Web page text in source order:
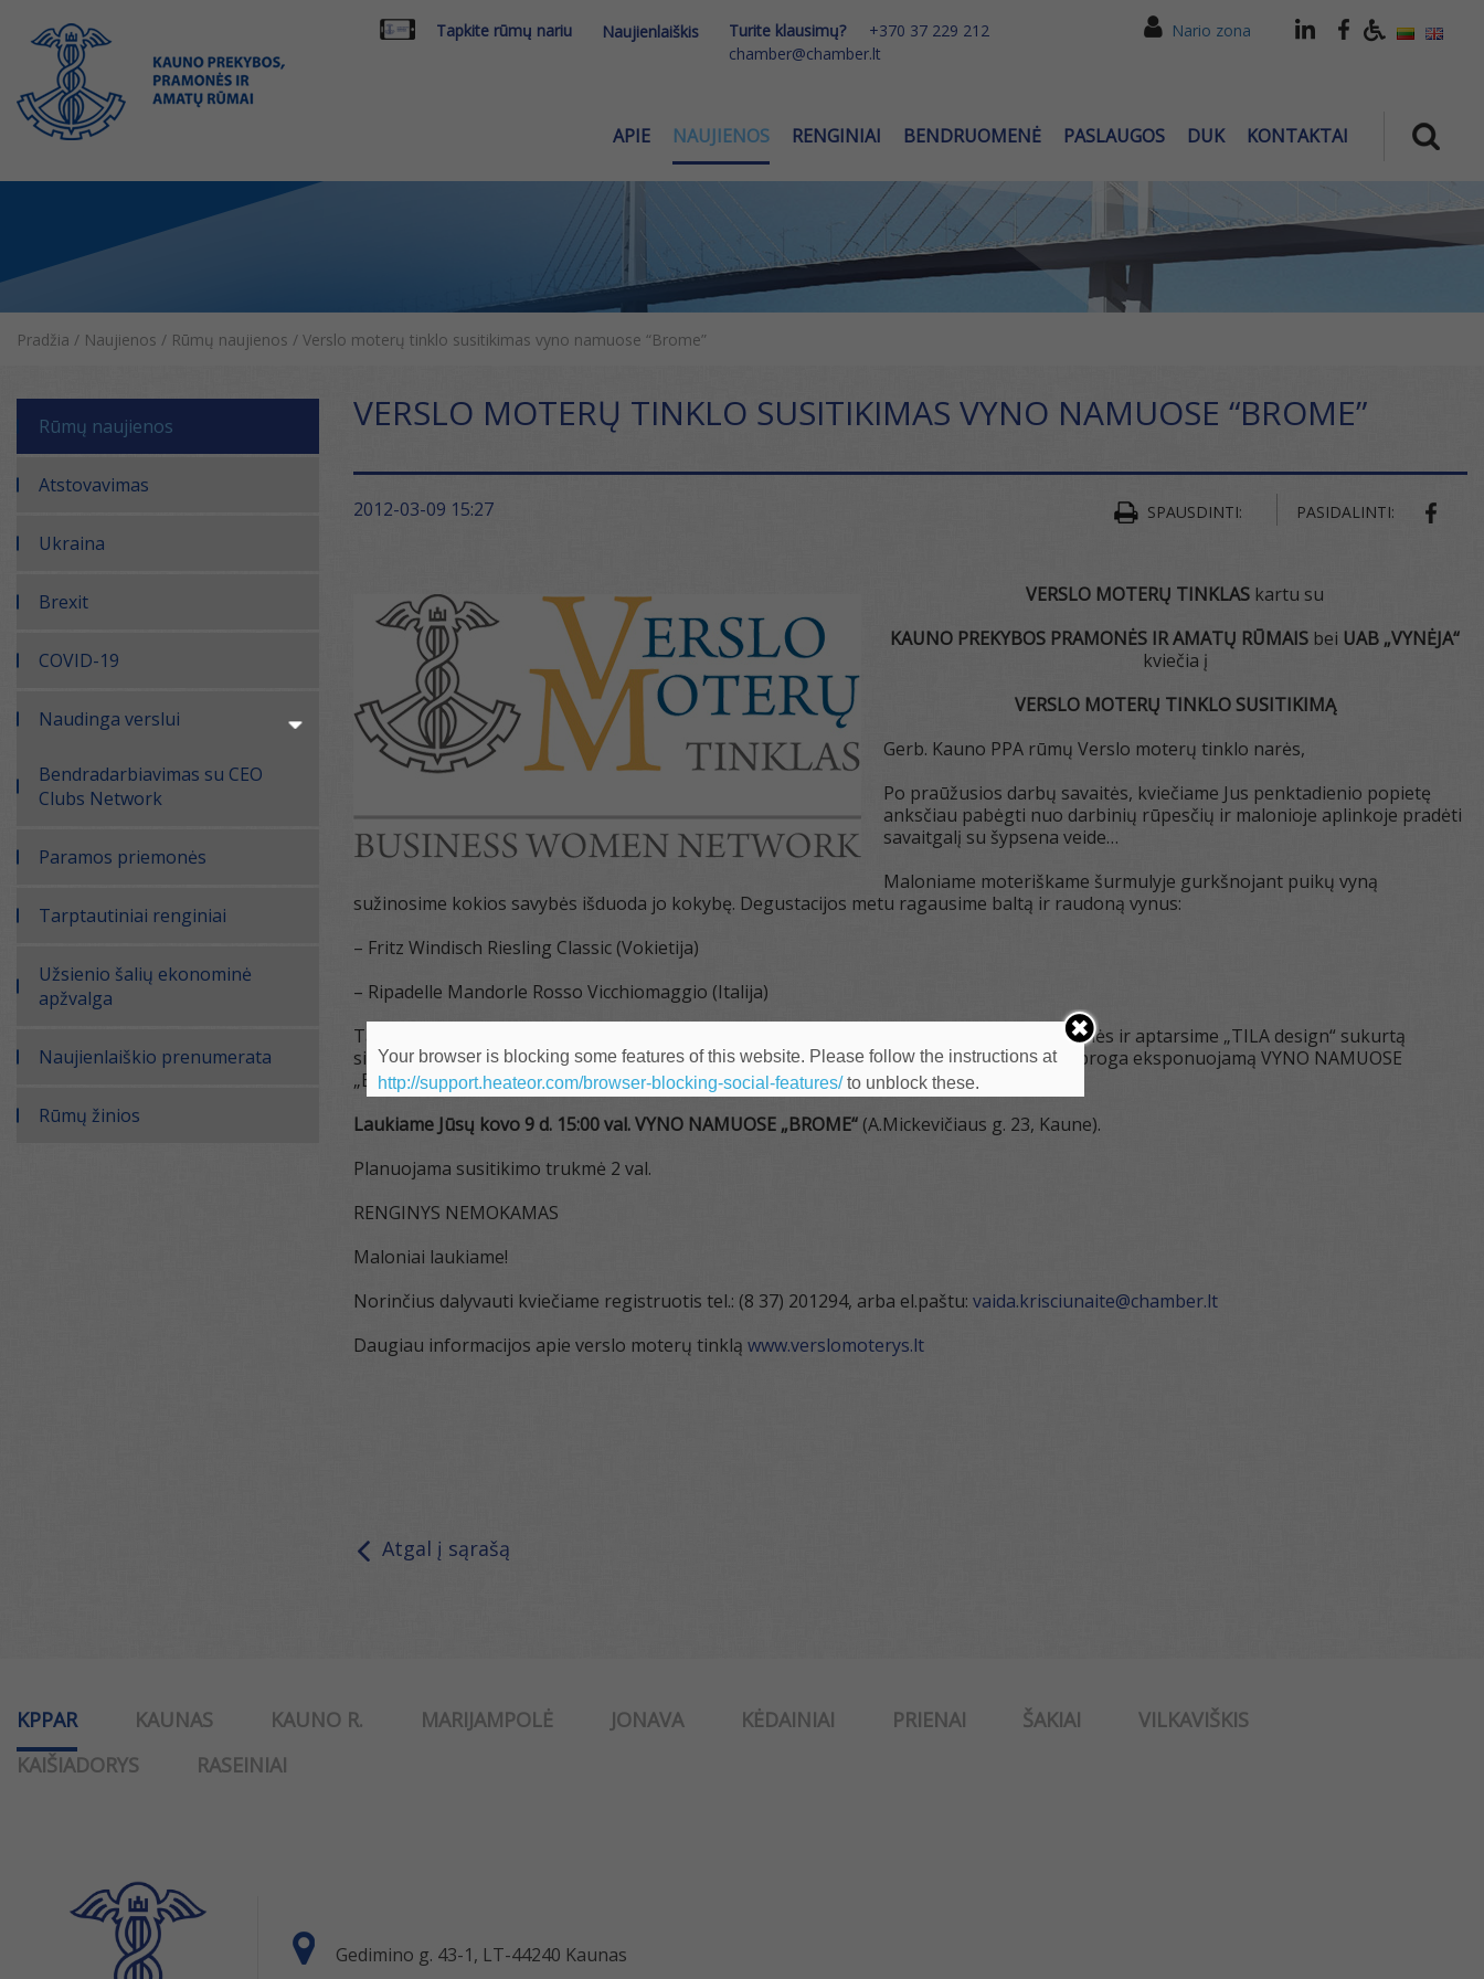
Tapkite rūmų nariu Naujienlaiškis Turite klausimų?
+370 37 229 212
chamber@chamber.lt
Nario zona
APIE NAUJIENOS RENGINIAI BENDRUOMENĖ PASLAUGOS DUK KONTAKTAI
Pradžia / Naujienos / Rūmų naujienos / Verslo moterų tinklo susitikimas vyno namuose “Brome”
Rūmų naujienos
Atstovavimas
Ukraina
Brexit
COVID-19
Naudinga verslui
Bendradarbiavimas su CEO
Clubs Network
Paramos priemonės
Tarptautiniai renginiai
Užsienio šalių ekonominė
apžvalga
Naujienlaiškio prenumerata
Rūmų žinios
VERSLO MOTERŲ TINKLO SUSITIKIMAS VYNO NAMUOSE “BROME”
2012-03-09 15:27 SPAUSDINTI: PASIDALINTI:
VERSLO MOTERŲ TINKLAS kartu su
KAUNO PREKYBOS PRAMONĖS IR AMATŲ RŪMAIS bei UAB „VYNĖJA“
kviečia į
VERSLO MOTERŲ TINKLO SUSITIKIMĄ
Gerb. Kauno PPA rūmų Verslo moterų tinklo narės,
Po praūžusios darbų savaitės, kviečiame Jus penktadienio popietę
anksčiau pabėgti nuo darbinių rūpesčių ir malonioje aplinkoje pradėti
savaitgalį su šypsena veide…
Maloniame moteriškame šurmulyje gurkšnojant puikų vyną
sužinosime kokios savybės išduoda jo kokybę. Degustacijos metu ragausime baltą ir raudoną vynus:
– Fritz Windisch Riesling Classic (Vokietija)
– Ripadelle Mandorle Rosso Vicchiomaggio (Italija)
Taip pat skirsime laiko ir malonioms moteriškoms smulkmenoms. Apžiūrėsime, matuosimės ir aptarsime „TILA design“ sukurtą
sidabro, gėlavandenių perlų ir pusbrangių akmenų papuošalų kolekciją, Moters dienos proga eksponuojamą VYNO NAMUOSE
„BROME“.
Laukiame Jūsų kovo 9 d. 15:00 val. VYNO NAMUOSE „BROME“(A.Mickevičiaus g. 23, Kaune).
Planuojama susitikimo trukmė 2 val.
RENGINYS NEMOKAMAS
Maloniai laukiame!
Norinčius dalyvauti kviečiame registruotis tel.: (8 37) 201294, arba el.paštu: vaida.krisciunaite@chamber.lt
Daugiau informacijos apie verslo moterų tinklą www.verslomoterys.lt
Atgal į sąrašą
KPPAR KAUNAS KAUNO R. MARIJAMPOLĖ JONAVA KĖDAINIAI PRIENAI ŠAKIAI
VILKAVIŠKIS
KAIŠIADORYS
RASEINIAI
Gedimino g. 43-1, LT-44240 Kaunas
Your browser is blocking some features of this website. Please follow the instructions at
http://support.heateor.com/browser-blocking-social-features/to unblock these.